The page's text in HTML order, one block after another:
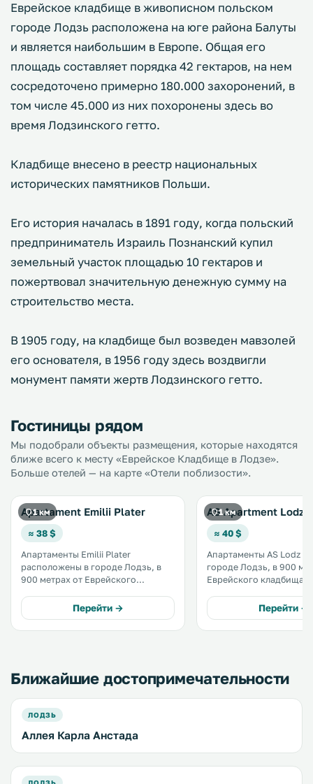
Еврейское кладбище в живописном польском
городе Лодзь расположена на юге района Балуты
и является наибольшим в Европе. Общая его
площадь составляет порядка 42 гектаров, на нем
сосредоточено примерно 180.000 захоронений, в
том числе 45.000 из них похоронены здесь во
время Лодзинского гетто.
Кладбище внесено в реестр национальных
исторических памятников Польши.
Его история началась в 1891 году, когда польский
предприниматель Израиль Познанский купил
земельный участок площадью 10 гектаров и
пожертвовал значительную денежную сумму на
строительство места.
В 1905 году, на кладбище был возведен мавзолей
его основателя, в 1956 году здесь воздвигли
монумент памяти жертв Лодзинского гетто.
Гостиницы рядом
Мы подобрали объекты размещения, которые находятся
ближе всего к месту «Еврейское Кладбище в Лодзе».
Больше отелей — на карте «Отели поблизости».
1 км
Apartament Emilii Plater
≈ 38 $
Апартаменты Emilii Plater
расположены в городе Лодзь, в
900 метрах от Еврейского
развлекательного центра
Manufaktura — 2,3 км. В
распоряжение гостей
Перейти →
1 км
AS Apartment Lodz
≈ 40 $
Апартаменты AS Lodz
городе Лодзь, в 900
Еврейского кладбища и
услугам гостейПерейти →
Ближайшие достопримечательности
ЛОДЗЬ
Аллея Карла Анстада